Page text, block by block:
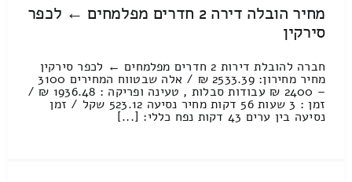
מחיר הובלה דירה 2 חדרים מפלמחים ← לכפר
סירקין
חברה להובלת דירות 2 חדרים מפלמחים ← לכפר סירקין
מחיר מחירון: 2533.39 ₪ / אלה שבטווח המחירים 3100
– 2400 ₪ עבודות סבלות , טעינה ופריקה : 1936.48 ₪ /
זמן : 3 שעות 56 דקות מחיר נסיעה 523.12 שקל / זמן
נסיעה בין ערים 43 דקות נפח כללי: [...]